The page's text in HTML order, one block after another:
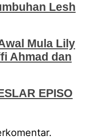
Lesh
Mula Lily
Ahmad dan
EPISO